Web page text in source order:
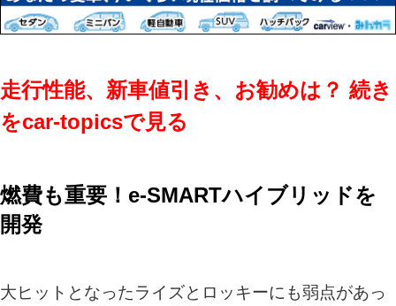
走行性能、新車値引き、お勧めは？ 続き
をcar-topicsで見る
燃費も重要！e‐SMARTハイブリッドを
開発
大ヒットとなったライズとロッキーにも弱点があっ